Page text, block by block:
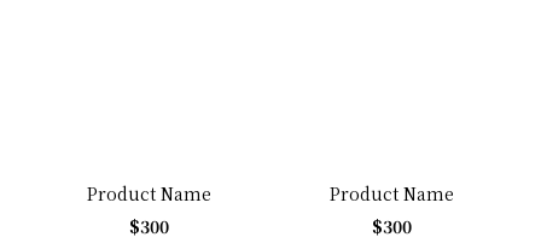
Product Name
$300
Product Name
$300